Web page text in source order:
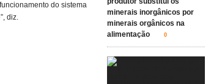
do sistema
diz.
minerais inorgânicos por
minerais orgânicos na
alimentação
0